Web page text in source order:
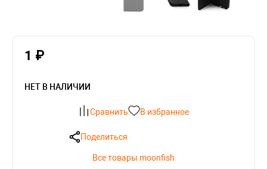
1 ₽
НЕТ В НАЛИЧИИ
Сравнить В избранное
Поделиться
Все товары moonfish